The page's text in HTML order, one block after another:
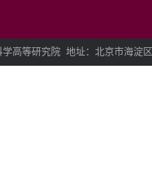
学高等研究院 地址：北京市海淀